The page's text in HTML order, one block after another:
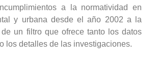
a la normatividad en
y urbana desde el año 2002 a la
un filtro que ofrece tanto los datos
los detalles de las investigaciones.